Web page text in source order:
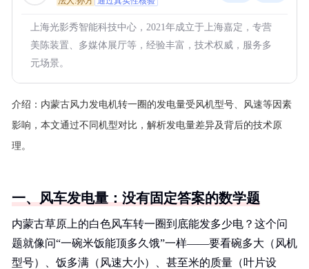
上海光影秀智能科技中心，2021年成立于上海嘉定，专营
美陈装置、多媒体展厅等，经验丰富，技术权威，服务多
元场景。
介绍： 内蒙古风力发电机转一圈的发电量受风机型号、风速等因素
影响，本文通过不同机型对比，解析发电量差异及背后的技术原
理。
一、风车发电量：没有固定答案的数学题
内蒙古草原上的白色风车转一圈到底能发多少电？这个问
题就像问“一碗米饭能顶多久饿”一样——要看碗多大（风机
型号）、饭多满（风速大小）、甚至米的质量（叶片设